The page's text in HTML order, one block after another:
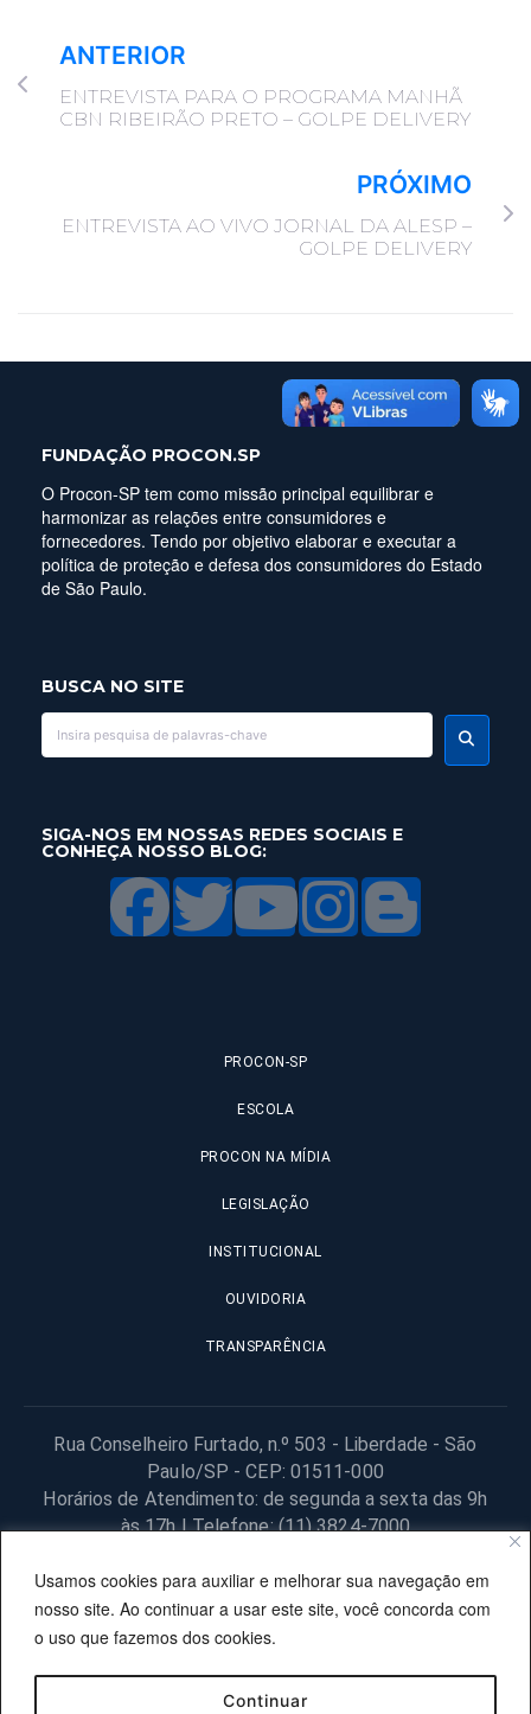
Usamos cookies para auxiliar e melhorar sua navegação em
nosso site. Ao continuar a usar este site, você concorda com
o uso que fazemos dos cookies.
Continuar
ANTERIOR
ENTREVISTA PARA O PROGRAMA MANHÃ
CBN RIBEIRÃO PRETO – GOLPE DELIVERY
PRÓXIMO
ENTREVISTA AO VIVO JORNAL DA ALESP –
GOLPE DELIVERY
FUNDAÇÃO PROCON.SP
O Procon-SP tem como missão principal equilibrar e
harmonizar as relações entre consumidores e
fornecedores. Tendo por objetivo elaborar e executar a
política de proteção e defesa dos consumidores do Estado
de São Paulo.
BUSCA NO SITE
SIGA-NOS EM NOSSAS REDES SOCIAIS E
CONHEÇA NOSSO BLOG:
PROCON-SP
ESCOLA
PROCON NA MÍDIA
LEGISLAÇÃO
INSTITUCIONAL
OUVIDORIA
TRANSPARÊNCIA
Rua Conselheiro Furtado, n.º 503 - Liberdade - São
Paulo/SP - CEP: 01511-000
Horários de Atendimento: de segunda a sexta das 9h
às 17h | Telefone: (11) 3824-7000
© 2025 Fundação Procon – SP – Todos os direitos reservados. |
Site desenvolvido pela PRODESP.